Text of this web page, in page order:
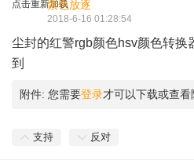
点击重新加载紫色放逐
2018-6-16 01:28:54
尘封的红警rgb颜色hsv颜色转换
到
附件: 您需要登录才可以下载或查看
支持 反对